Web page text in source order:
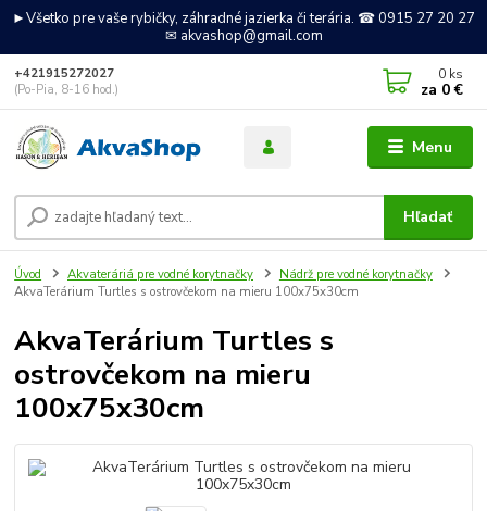
►Všetko pre vaše rybičky, záhradné jazierka či terária. ☎ 0915 27 20 27
✉ akvashop@gmail.com
Menu
Hľadať
+421915272027
(Po-Pia, 8-16 hod.)
0 ks
za 0 €
Úvod Akvateráriá pre vodné korytnačky
Nádrž pre vodné korytnačky
AkvaTerárium Turtles s ostrovčekom na mieru 100x75x30cm
AkvaTerárium Turtles s
ostrovčekom na mieru
100x75x30cm